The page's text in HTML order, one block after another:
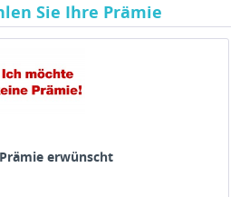
Sie Ihre Prämie
erwünscht